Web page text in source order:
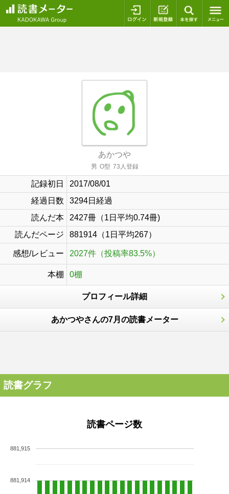
ログイン 新規登録
あかつや
男 O型 73人登録
記録初日
2017/08/01
経過日数
3294日経過
読んだ本
2427冊（1日平均0.74冊)
読んだページ
881914（1日平均267）
感想/レビュー 2027件（投稿率83.5%）
本棚 0棚
プロフィール詳細
あかつやさんの7月の読書メーター
読書グラフ
読書ページ数
881,914
881,915